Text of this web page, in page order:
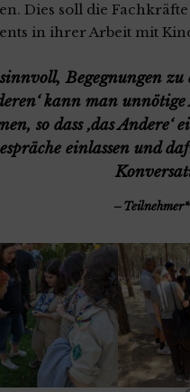
Dies soll die
in ihrer Arbeit mit
Begegnungen
kann man unnötige
so dass ‚das
einlassen und